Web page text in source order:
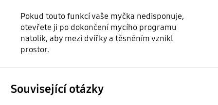
Pokud touto funkcí vaše myčka nedisponuje,
otevřete ji po dokončení mycího programu
natolik, aby mezi dvířky a těsněním vznikl
prostor.
Související otázky